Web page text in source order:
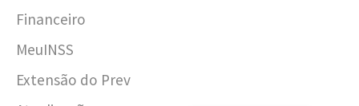
Financeiro
MeuINSS
Extensão do Prev